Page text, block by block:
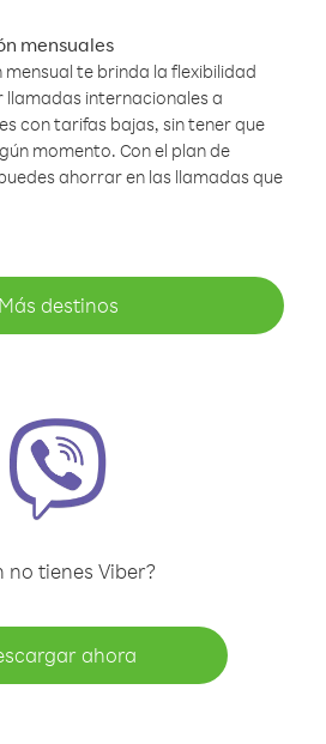
mensuales
mensual te brinda la flexibilidad
internacionales a
con tarifas bajas, sin tener que
momento. Con el plan de
ahorrar en las llamadas que
Más destinos
no tienes Viber?
ahora